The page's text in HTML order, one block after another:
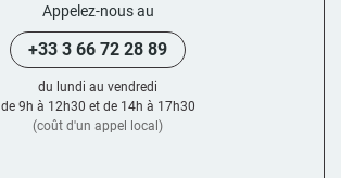
Appelez-nous au
+33 3 66 72 28 89
du lundi au vendredi
de 9h à 12h30 et de 14h à 17h30
(coût d'un appel local)